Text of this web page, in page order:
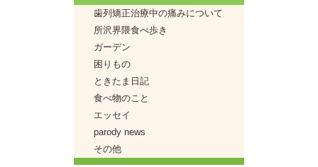
歯列矯正治療中の痛みについて
所沢界隈食べ歩き
ガーデン
困りもの
ときたま日記
食べ物のこと
エッセイ
parody news
その他